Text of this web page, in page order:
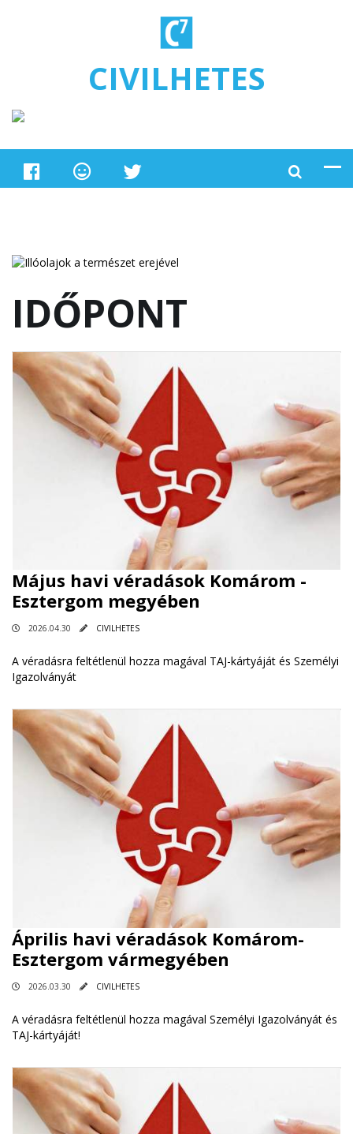
CIVILHETES
IDŐPONT
Május havi véradások Komárom -
Esztergom megyében
2026.04.30 CIVILHETES
A véradásra feltétlenül hozza magával TAJ-kártyáját és Személyi
Igazolványát
Április havi véradások Komárom-
Esztergom vármegyében
2026.03.30 CIVILHETES
A véradásra feltétlenül hozza magával Személyi Igazolványát és
TAJ-kártyáját!